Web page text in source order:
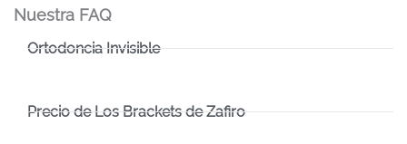
Nuestra FAQ
Ortodoncia Invisible
Precio de Los Brackets de Zafiro